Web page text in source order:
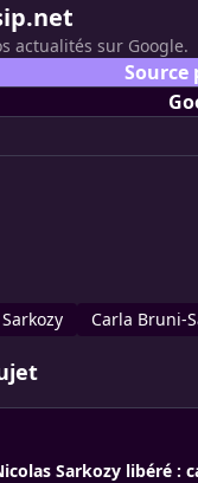
actualités sur Google.
Source
Carla Bruni-
Sarkozy libéré :